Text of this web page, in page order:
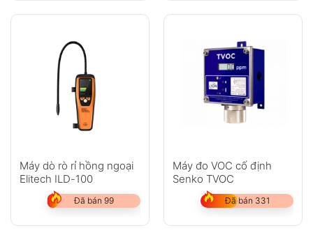
Máy dò rò rỉ hồng ngoại
Elitech ILD-100
Đã bán 99
Máy đo VOC cố định
Senko TVOC
Đã bán 331